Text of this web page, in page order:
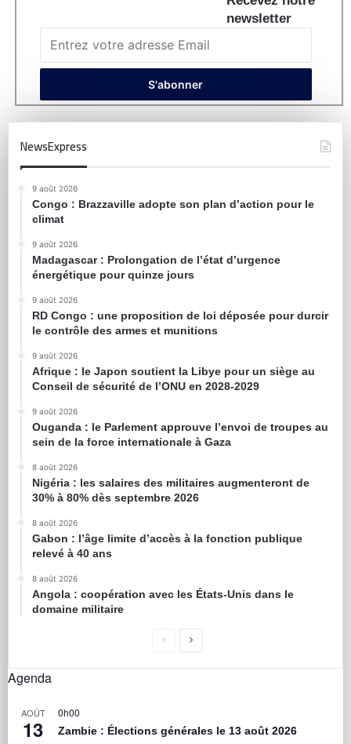
newsletter
NewsExpress
9 août 2026
Congo : Brazzaville adopte son plan d’action pour le
climat
9 août 2026
Madagascar : Prolongation de l’état d’urgence
énergétique pour quinze jours
9 août 2026
RD Congo : une proposition de loi déposée pour durcir
le contrôle des armes et munitions
9 août 2026
Afrique : le Japon soutient la Libye pour un siège au
Conseil de sécurité de l’ONU en 2028-2029
9 août 2026
Ouganda : le Parlement approuve l’envoi de troupes au
sein de la force internationale à Gaza
8 août 2026
Nigéria : les salaires des militaires augmenteront de
30% à 80% dès septembre 2026
8 août 2026
Gabon : l’âge limite d’accès à la fonction publique
relevé à 40 ans
8 août 2026
Angola : coopération avec les États-Unis dans le
domaine militaire
Agenda
AOÛT
13
0h00
Zambie : Élections générales le 13 août 2026